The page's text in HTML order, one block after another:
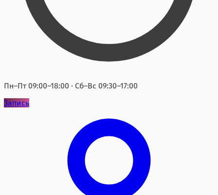
Пн–Пт 09:00–18:00 · Сб–Вс 09:30–17:00
Запись